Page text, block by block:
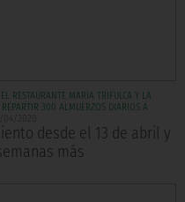
RESTAURANTE MARÍA TRIFULCA Y LA
300 ALMUERZOS DIARIOS A
desde el 13 de abril y
más